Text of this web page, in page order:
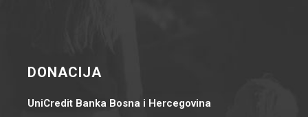
DONACIJA
UniCredit Banka Bosna i Hercegovina